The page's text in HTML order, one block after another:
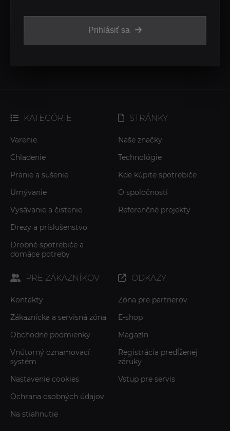
Prihlásiť sa
KATEGÓRIE
Varenie
Chladenie
Pranie a sušenie
Umývanie
Vysávanie a čistenie
Drezy a príslušenstvo
Drobné spotrebiče a
domáce potreby
STRÁNKY
Naše značky
Technológie
Kde kúpite spotrebiče
O spoločnosti
Referenčné projekty
PRE ZÁKAZNÍKOV
Kontakty
Zákaznícka a servisná zóna
Obchodné podmienky
Vnútorný oznamovací
systém
Nastavenie cookies
Ochrana osobných údajov
Na stiahnutie
ODKAZY
Zóna pre partnerov
E-shop
Magazín
Registrácia predĺženej
záruky
Vstup pre servis